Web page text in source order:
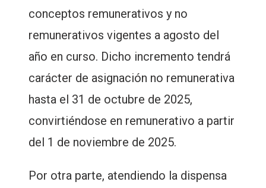
conceptos remunerativos y no
remunerativos vigentes a agosto del
año en curso. Dicho incremento tendrá
carácter de asignación no remunerativa
hasta el 31 de octubre de 2025,
convirtiéndose en remunerativo a partir
del 1 de noviembre de 2025.
Por otra parte, atendiendo la dispensa